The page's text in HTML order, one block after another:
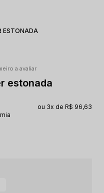
ESTONADA
a avaliar
estonada
3x R$ 96,63